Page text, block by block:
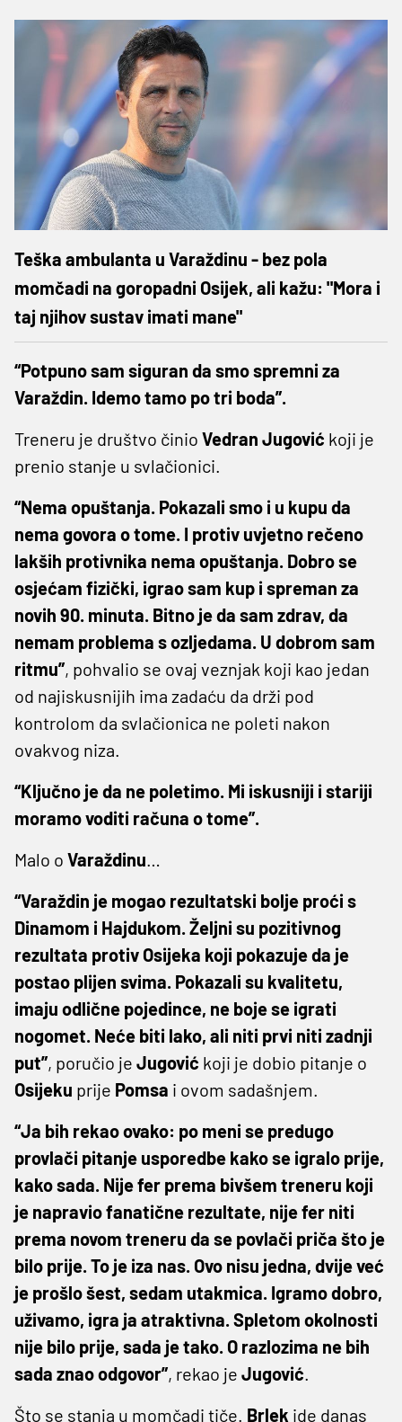
Teška ambulanta u Varaždinu - bez pola
momčadi na goropadni Osijek, ali kažu: "Mora i
taj njihov sustav imati mane"
“Potpuno sam siguran da smo spremni za
Varaždin. Idemo tamo po tri boda”.
Treneru je društvo činio Vedran Jugović koji je
prenio stanje u svlačionici.
“Nema opuštanja. Pokazali smo i u kupu da
nema govora o tome. I protiv uvjetno rečeno
lakših protivnika nema opuštanja. Dobro se
osjećam fizički, igrao sam kup i spreman za
novih 90. minuta. Bitno je da sam zdrav, da
nemam problema s ozljedama. U dobrom sam
ritmu”, pohvalio se ovaj veznjak koji kao jedan
od najiskusnijih ima zadaću da drži pod
kontrolom da svlačionica ne poleti nakon
ovakvog niza.
“Ključno je da ne poletimo. Mi iskusniji i stariji
moramo voditi računa o tome”.
Malo o Varaždinu…
“Varaždin je mogao rezultatski bolje proći s
Dinamom i Hajdukom. Željni su pozitivnog
rezultata protiv Osijeka koji pokazuje da je
postao plijen svima. Pokazali su kvalitetu,
imaju odlične pojedince, ne boje se igrati
nogomet. Neće biti lako, ali niti prvi niti zadnji
put”, poručio je Jugović koji je dobio pitanje o
Osijeku prije Pomsa i ovom sadašnjem.
“Ja bih rekao ovako: po meni se predugo
provlači pitanje usporedbe kako se igralo prije,
kako sada. Nije fer prema bivšem treneru koji
je napravio fanatične rezultate, nije fer niti
prema novom treneru da se povlači priča što je
bilo prije. To je iza nas. Ovo nisu jedna, dvije već
je prošlo šest, sedam utakmica. Igramo dobro,
uživamo, igra ja atraktivna. Spletom okolnosti
nije bilo prije, sada je tako. O razlozima ne bih
sada znao odgovor”, rekao je Jugović.
Što se stanja u momčadi tiče. Brlek ide danas